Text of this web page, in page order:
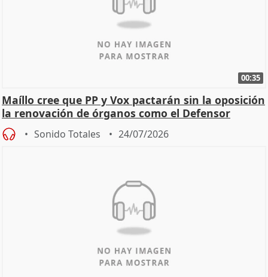
00:35
Maíllo cree que PP y Vox pactarán sin la oposición
la renovación de órganos como el Defensor
Sonido Totales 24/07/2026